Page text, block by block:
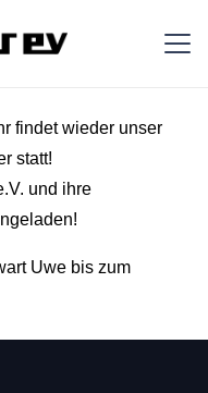
findet wieder unser
statt!
und ihre
Uwe bis zum